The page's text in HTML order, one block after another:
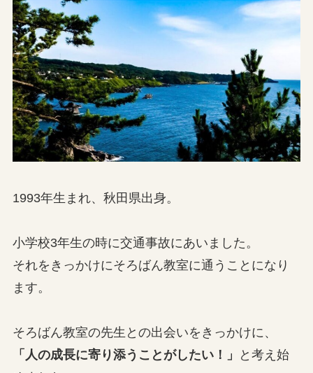
1993年生まれ、秋田県出身。
小学校3年生の時に交通事故にあいました。
それをきっかけにそろばん教室に通うことになり
ます。
そろばん教室の先生との出会いをきっかけに、
「人の成長に寄り添うことがしたい！」
と考え始